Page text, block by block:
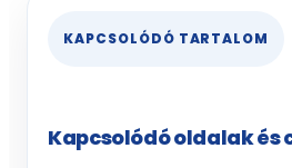
KAPCSOLÓDÓ TARTALOM
Kapcsolódó oldalak és